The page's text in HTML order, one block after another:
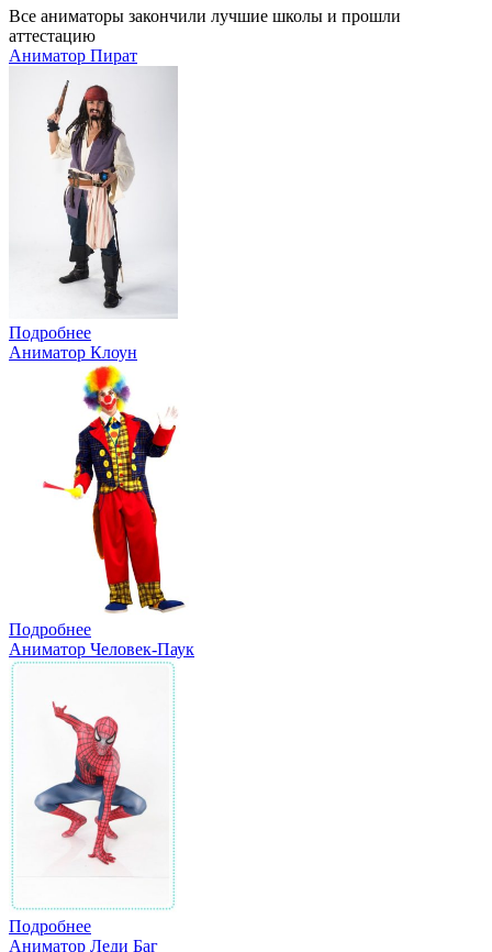
Все аниматоры закончили лучшие школы и прошли
аттестацию
Аниматор Пират
Подробнее
Аниматор Клоун
Подробнее
Аниматор Человек-Паук
Подробнее
Аниматор Леди Баг